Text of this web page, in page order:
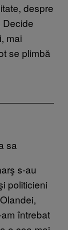
despre
Decide
mai
se plimbă
sa
s-au
politicieni
întrebat